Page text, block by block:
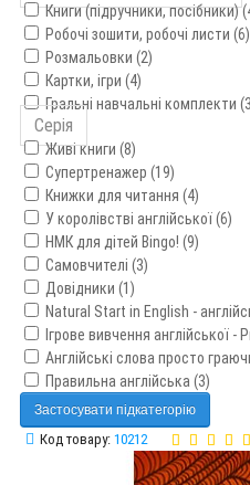
Книги (підручники, посібники)
Робочі зошити, робочі листи (6)
Розмальовки (2)
Картки, ігри (4)
Гральні навчальні комплекти
Серія
Живі книги (8)
Супертренажер (19)
Книжки для читання (4)
У королівстві англійської (6)
НМК для дітей Bingo! (9)
Самовчителі (3)
Довідники (1)
Natural Start in English -
Ігрове вивчення англійської -
Англійські слова просто
Правильна англійська (3)
Застосувати підкатегорію
Код товару: 10212